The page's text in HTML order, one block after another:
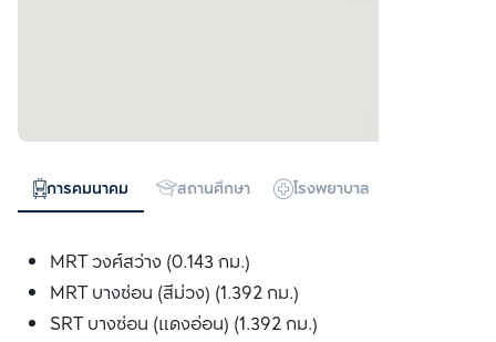
การคมนาคม สถานศึกษา โรงพยาบาล
MRT วงศ์สว่าง (0.143 กม.)
MRT บางซ่อน (สีม่วง) (1.392 กม.)
SRT บางซ่อน (แดงอ่อน) (1.392 กม.)